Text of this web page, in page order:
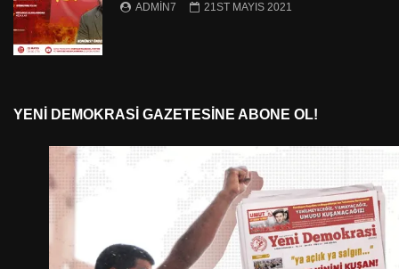
ADMIN7 21ST MAYIS 2021
YENI DEMOKRASI GAZETESINE ABONE OL!